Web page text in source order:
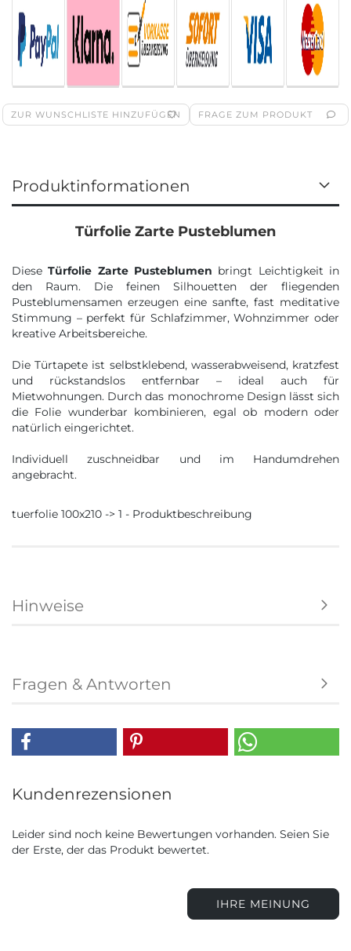
ZUR WUNSCHLISTE HINZUFÜGEN FRAGE ZUM PRODUKT
Produktinformationen
Türfolie Zarte Pusteblumen
DieseTürfolie Zarte Pusteblumen bringt Leichtigkeit in
den Raum. Die feinen Silhouetten der fliegenden
Pusteblumensamen erzeugen eine sanfte, fast meditative
Stimmung – perfekt für Schlafzimmer, Wohnzimmer oder
kreative Arbeitsbereiche.
Die Türtapete ist selbstklebend, wasserabweisend, kratzfest
und rückstandslos entfernbar – ideal auch für
Mietwohnungen. Durch das monochrome Design lässt sich
die Folie wunderbar kombinieren, egal ob modern oder
natürlich eingerichtet.
Individuell zuschneidbar und im Handumdrehen
angebracht.
tuerfolie 100x210 -> 1 - Produktbeschreibung
Hinweise
Fragen & Antworten
Kundenrezensionen
Leider sind noch keine Bewertungen vorhanden. Seien Sie
der Erste, der das Produkt bewertet.
IHRE MEINUNG